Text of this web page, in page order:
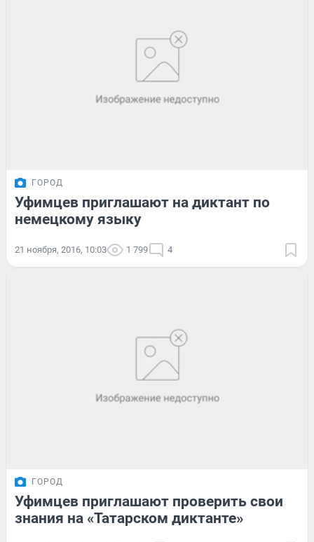
ГОРОД
Уфимцев приглашают на диктант по
немецкому языку
21 ноября, 2016, 10:03 1 799 4
ГОРОД
Уфимцев приглашают проверить свои
знания на «Татарском диктанте»